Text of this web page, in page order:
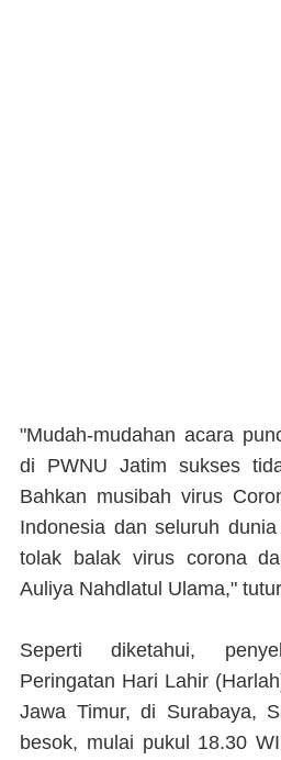
"Mudah-mudahan acara
di PWNU Jatim sukses
Bahkan musibah virus
Indonesia dan seluruh
tolak balak virus corona
Auliya Nahdlatul Ulama,"
Seperti diketahui,
Peringatan Hari Lahir
Jawa Timur, di Surabaya,
besok, mulai pukul 18.30